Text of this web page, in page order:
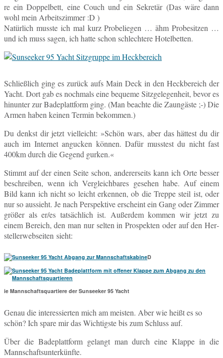
re ein Dop­pel­bett, eine Couch und ein Se­kre­tär (Das wäre dann
wohl mein Ar­beits­zim­mer :D )
Na­tür­lich musste ich mal kurz Pro­be­lie­gen … ähm Pro­be­sit­zen …
und ich muss sagen, ich hatte schon schlech­te­re Hotelbetten.
Schließ­lich ging es zurück aufs Main Deck in den Heck­be­reich der
Yacht. Dort gab es noch­mals eine be­que­me Sitz­ge­le­gen­heit, bevor es
hin­un­ter zur Ba­de­platt­form ging. (Man be­ach­te die Zaun­gäs­te ;-) Die
Armen haben keinen Termin bekommen.)
Du denkst dir jetzt viel­leicht: »Schön wars, aber das hät­test du dir
auch im In­ter­net an­gu­cken können. Dafür muss­test du nicht fast
400km durch die Gegend gurken.«
Stimmt auf der einen Seite schon, an­de­rer­seits kann ich Orte besser
be­schrei­ben, wenn ich Ver­gleich­ba­res ge­se­hen habe. Auf einem
Bild kann ich nicht so leicht er­ken­nen, ob die Treppe steil ist, oder
nur so aus­sieht. Je nach Per­spek­ti­ve er­scheint ein Gang oder Zimmer
größer als er/es tat­säch­lich ist. Au­ßer­dem kommen wir jetzt zu
einem Be­reich, den man nur selten in Pro­spek­ten oder auf den Her­
stel­ler­web­sei­ten sieht:
D
ie Mannschaftsquartiere der Sunseeker 95 Yacht
Genau die in­ter­es­sier­ten mich am meis­ten. Aber wie heißt es so
schön? Ich spare mir das Wich­tigs­te bis zum Schluss auf.
Über die Ba­de­platt­form ge­langt man durch eine Klappe in die
Mannschaftsunterkünfte.